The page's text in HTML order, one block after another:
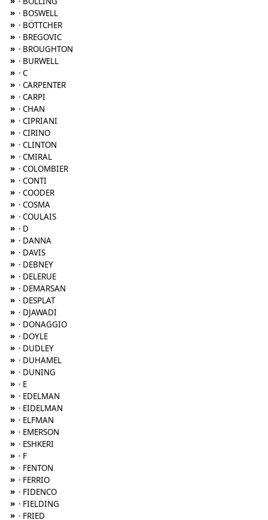
» · BOSWELL
» · BÖTTCHER
» · BREGOVIC
» · BROUGHTON
» · BURWELL
» · C
» · CARPENTER
» · CARPI
» · CHAN
» · CIPRIANI
» · CIRINO
» · CLINTON
» · CMIRAL
» · COLOMBIER
» · CONTI
» · COODER
» · COSMA
» · COULAIS
» · D
» · DANNA
» · DAVIS
» · DEBNEY
» · DELERUE
» · DEMARSAN
» · DESPLAT
» · DJAWADI
» · DONAGGIO
» · DOYLE
» · DUDLEY
» · DUHAMEL
» · DUNING
» · E
» · EDELMAN
» · EIDELMAN
» · ELFMAN
» · EMERSON
» · ESHKERI
» · F
» · FENTON
» · FERRIO
» · FIDENCO
» · FIELDING
» · FRIED